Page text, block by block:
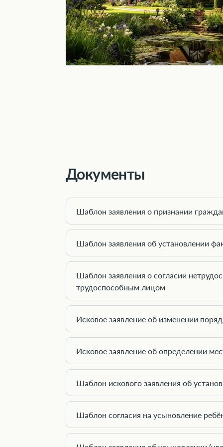
Документы
Шаблон заявления о признании
Шаблон заявления об установлении
Шаблон заявления о согласии
трудоспособным лицом
Исковое заявление об изменении
Исковое заявление об определении
Шаблон искового заявления об
Шаблон согласия на усыновление